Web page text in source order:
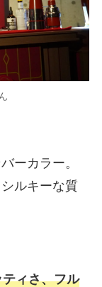
ーカラー。
ルキーな質
ィさ、フル